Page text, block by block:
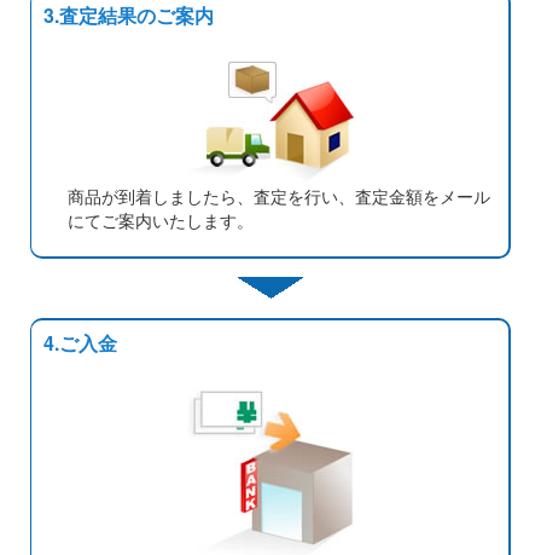
3.査定結果のご案内
商品が到着しましたら、査定を行い、査定金額をメール
にてご案内いたします。
4.ご入金